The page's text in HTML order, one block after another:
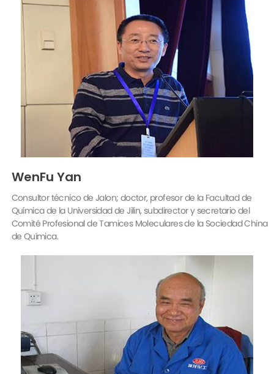
Química de la Universidad de Jilin, subdirector y secretario del
Comité Profesional de Tamices Moleculares de la Sociedad China
de Química.